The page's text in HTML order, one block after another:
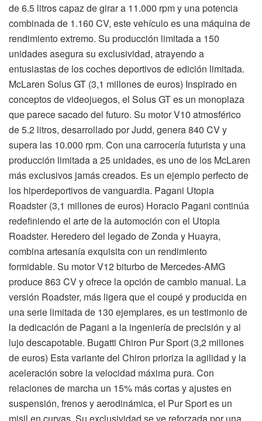
de 6.5 litros capaz de girar a 11.000 rpm y una potencia
combinada de 1.160 CV, este vehículo es una máquina de
rendimiento extremo. Su producción limitada a 150
unidades asegura su exclusividad, atrayendo a
entusiastas de los coches deportivos de edición limitada.
McLaren Solus GT (3,1 millones de euros) Inspirado en
conceptos de videojuegos, el Solus GT es un monoplaza
que parece sacado del futuro. Su motor V10 atmosférico
de 5.2 litros, desarrollado por Judd, genera 840 CV y
supera las 10.000 rpm. Con una carrocería futurista y una
producción limitada a 25 unidades, es uno de los McLaren
más exclusivos jamás creados. Es un ejemplo perfecto de
los hiperdeportivos de vanguardia. Pagani Utopia
Roadster (3,1 millones de euros) Horacio Pagani continúa
redefiniendo el arte de la automoción con el Utopia
Roadster. Heredero del legado de Zonda y Huayra,
combina artesanía exquisita con un rendimiento
formidable. Su motor V12 biturbo de Mercedes-AMG
produce 863 CV y ofrece la opción de cambio manual. La
versión Roadster, más ligera que el coupé y producida en
una serie limitada de 130 ejemplares, es un testimonio de
la dedicación de Pagani a la ingeniería de precisión y al
lujo descapotable. Bugatti Chiron Pur Sport (3,2 millones
de euros) Esta variante del Chiron prioriza la agilidad y la
aceleración sobre la velocidad máxima pura. Con
relaciones de marcha un 15% más cortas y ajustes en
suspensión, frenos y aerodinámica, el Pur Sport es un
misil en curvas. Su exclusividad se ve reforzada por una